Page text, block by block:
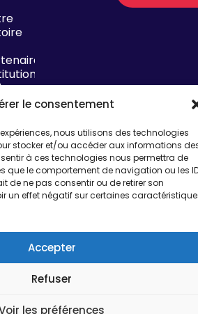
le consentement
nous utilisons des technologies
stocker et/ou accéder aux informations
à ces technologies nous permettra de
que le comportement de navigation ou les
de ne pas consentir ou de retirer son
un effet négatif sur certaines
Accepter
Refuser
les préférences
Mentions légales
Politique de cookies